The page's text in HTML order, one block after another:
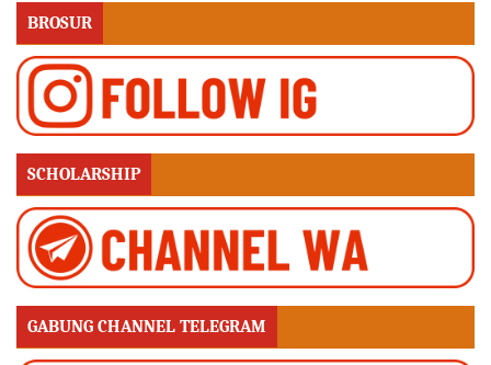
BROSUR
SCHOLARSHIP
GABUNG CHANNEL TELEGRAM